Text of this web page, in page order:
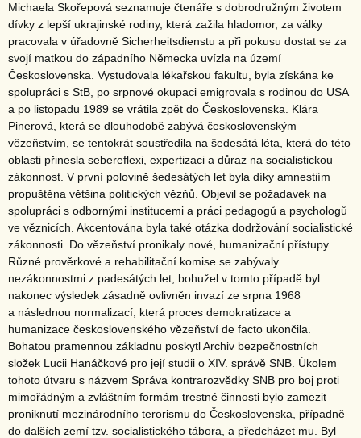
Michaela Skořepová seznamuje čtenáře s dobrodružným životem
dívky z lepší ukrajinské rodiny, která zažila hladomor, za války
pracovala v úřadovně Sicherheitsdienstu a při pokusu dostat se za
svojí matkou do západního Německa uvízla na území
Československa. Vystudovala lékařskou fakultu, byla získána ke
spolupráci s StB, po srpnové okupaci emigrovala s rodinou do USA
a po listopadu 1989 se vrátila zpět do Československa. Klára
Pinerová, která se dlouhodobě zabývá československým
vězeňstvím, se tentokrát soustředila na šedesátá léta, která do této
oblasti přinesla sebereflexi, expertizaci a důraz na socialistickou
zákonnost. V první polovině šedesátých let byla díky amnestiím
propuštěna většina politických vězňů. Objevil se požadavek na
spolupráci s odbornými institucemi a práci pedagogů a psychologů
ve věznicích. Akcentována byla také otázka dodržování socialistické
zákonnosti. Do vězeňství pronikaly nové, humanizační přístupy.
Různé prověrkové a rehabilitační komise se zabývaly
nezákonnostmi z padesátých let, bohužel v tomto případě byl
nakonec výsledek zásadně ovlivněn invazí ze srpna 1968
a následnou normalizací, která proces demokratizace a
humanizace československého vězeňství de facto ukončila.
Bohatou pramennou základnu poskytl Archiv bezpečnostních
složek Lucii Hanáčkové pro její studii o XIV. správě SNB. Úkolem
tohoto útvaru s názvem Správa kontrarozvědky SNB pro boj proti
mimořádným a zvláštním formám trestné činnosti bylo zamezit
proniknutí mezinárodního terorismu do Československa, případně
do dalších zemí tzv. socialistického tábora, a předcházet mu. Byl